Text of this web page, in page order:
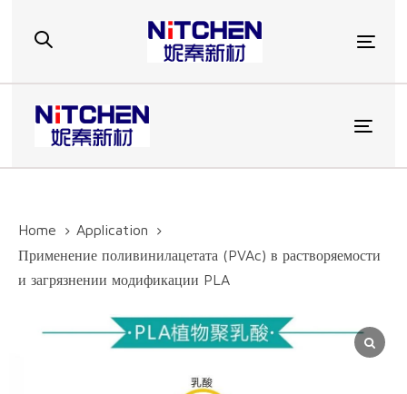
navigation
Home
Application
Применение поливинилацетата (PVAc) в растворяемости
и загрязнении модификации PLA